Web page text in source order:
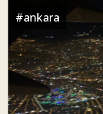
#ankara